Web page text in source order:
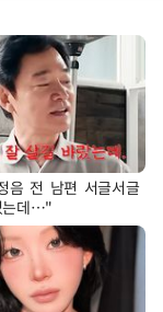
음 전 남편 서글서글
는데…"